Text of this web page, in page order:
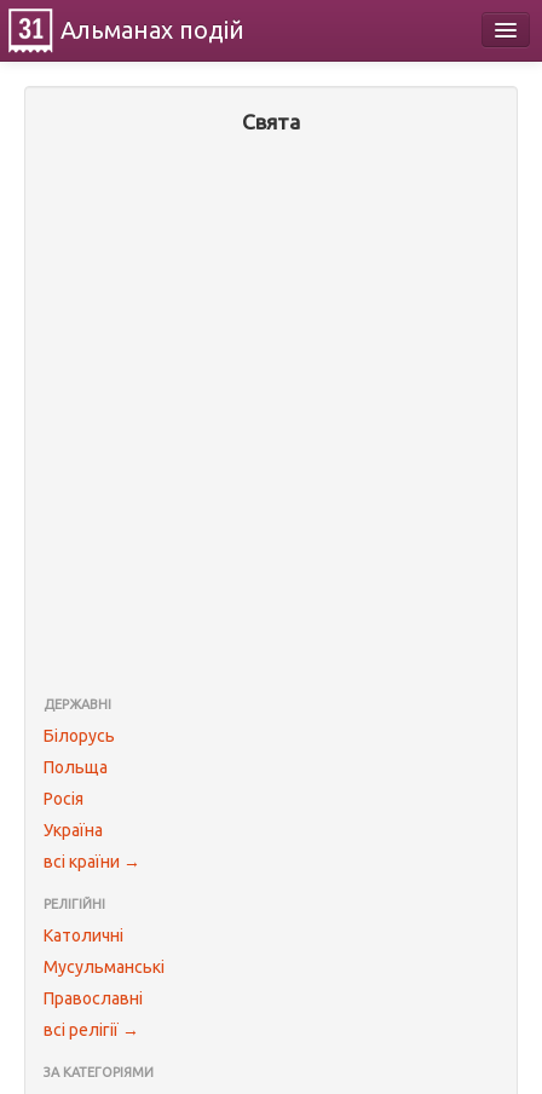
Альманах подій
Свята
ДЕРЖАВНІ
Білорусь
Польща
Росія
Україна
всі країни →
РЕЛІГІЙНІ
Католичні
Мусульманські
Православні
всі релігії →
ЗА КАТЕГОРІЯМИ